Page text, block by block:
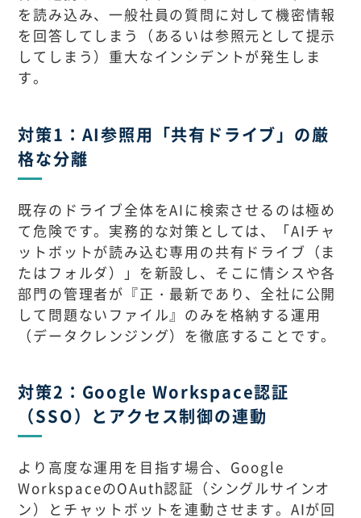
を読み込み、一般社員の質問に対して機密情報
を回答してしまう（あるいは参照元として提示
してしまう）重大なインシデントが発生しま
す。
対策1：AI参照用「共有ドライブ」の厳
格な分離
既存のドライブ全体をAIに検索させるのは極め
て危険です。実務的な対策としては、「AIチャ
ットボットが読み込む専用の共有ドライブ（ま
たはフォルダ）」を新設し、そこに情シスや各
部門の管理者が『正・最新であり、全社に公開
して問題ないファイル』のみを格納する運用
（データクレンジング）を徹底することです。
対策2：Google Workspace認証
（SSO）とアクセス制御の連動
より高度な運用を目指す場合、Google
WorkspaceのOAuth認証（シングルサインオ
ン）とチャットボットを連動させます。AIが回